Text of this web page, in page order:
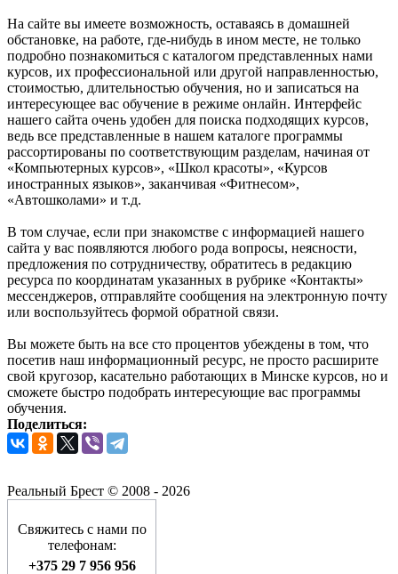
На сайте вы имеете возможность, оставаясь в домашней
обстановке, на работе, где-нибудь в ином месте, не только
подробно познакомиться с каталогом представленных нами
курсов, их профессиональной или другой направленностью,
стоимостью, длительностью обучения, но и записаться на
интересующее вас обучение в режиме онлайн. Интерфейс
нашего сайта очень удобен для поиска подходящих курсов,
ведь все представленные в нашем каталоге программы
рассортированы по соответствующим разделам, начиная от
«Компьютерных курсов», «Школ красоты», «Курсов
иностранных языков», заканчивая «Фитнесом»,
«Автошколами» и т.д.
В том случае, если при знакомстве с информацией нашего
сайта у вас появляются любого рода вопросы, неясности,
предложения по сотрудничеству, обратитесь в редакцию
ресурса по координатам указанных в рубрике «Контакты»
мессенджеров, отправляйте сообщения на электронную почту
или воспользуйтесь формой обратной связи.
Вы можете быть на все сто процентов убеждены в том, что
посетив наш информационный ресурс, не просто расширите
свой кругозор, касательно работающих в Минске курсов, но и
сможете быстро подобрать интересующие вас программы
обучения.
Поделиться:
Реальный Брест © 2008 - 2026
Свяжитесь с нами по
телефонам:
+375 29 7 956 956